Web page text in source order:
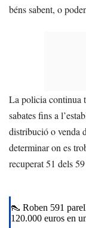
béns sabent, o
La policia continua
sabates fins a
distribució o venda
determinar on es
recuperat 51 dels
👠 Roben 591
120.000 euros en